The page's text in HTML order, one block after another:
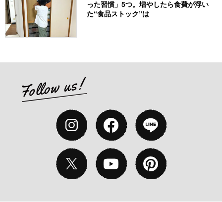
った習慣」5つ。増やしたら食費が浮い
た“食品ストック”は